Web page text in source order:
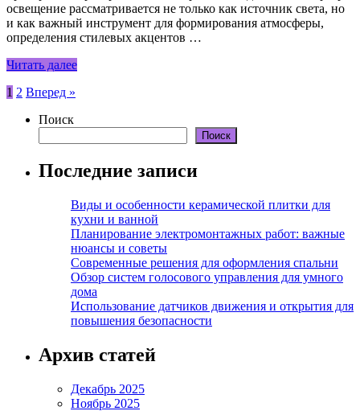
освещение рассматривается не только как источник света, но
и как важный инструмент для формирования атмосферы,
определения стилевых акцентов …
Читать далее
Пагинация
записей
1 2 Вперед »
Поиск
Поиск
Последние записи
Виды и особенности керамической плитки для
кухни и ванной
Планирование электромонтажных работ: важные
нюансы и советы
Современные решения для оформления спальни
Обзор систем голосового управления для умного
дома
Использование датчиков движения и открытия для
повышения безопасности
Архив статей
Декабрь 2025
Ноябрь 2025